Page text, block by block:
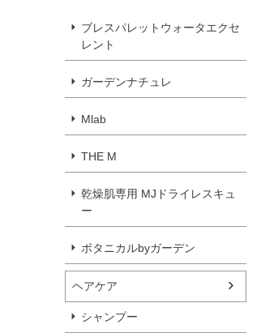
ブレスパレットウォータエクセ
レント
ガーデンナチュレ
Mlab
THE M
乾燥肌専用 MJドライレスキュ
ー
ボタニカルbyガーデン
ヘアケア
シャンプー